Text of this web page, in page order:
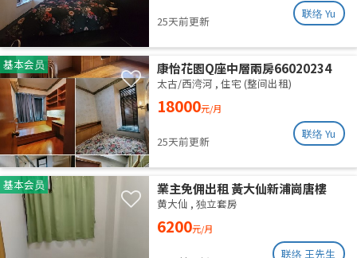
25天前更新
联络 Yu
基本会员 康怡花園Q座中層兩房66020234
太古/西湾河 , 住宅 (整间出租)
18000元/月
25天前更新
联络 Yu
基本会员
業主免佣出租 黃大仙新浦崗唐樓
（近啟德）
黄大仙 , 独立套房
6200元/月
联络 王先生